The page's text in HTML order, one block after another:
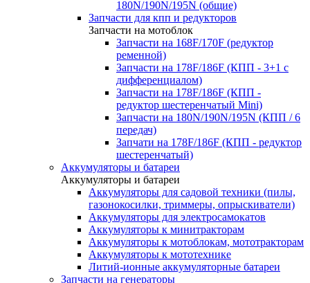
180N/190N/195N (общие)
Запчасти для кпп и редукторов
Запчасти на мотоблок
Запчасти на 168F/170F (редуктор
ременной)
Запчасти на 178F/186F (КПП - 3+1 с
дифференциалом)
Запчасти на 178F/186F (КПП -
редуктор шестеренчатый Mini)
Запчасти на 180N/190N/195N (КПП / 6
передач)
Запчати на 178F/186F (КПП - редуктор
шестеренчатый)
Аккумуляторы и батареи
Аккумуляторы и батареи
Аккумуляторы для садовой техники (пилы,
газонокосилки, триммеры, опрыскиватели)
Аккумуляторы для электросамокатов
Аккумуляторы к минитракторам
Аккумуляторы к мотоблокам, мототракторам
Аккумуляторы к мототехнике
Литий-ионные аккумуляторные батареи
Запчасти на генераторы